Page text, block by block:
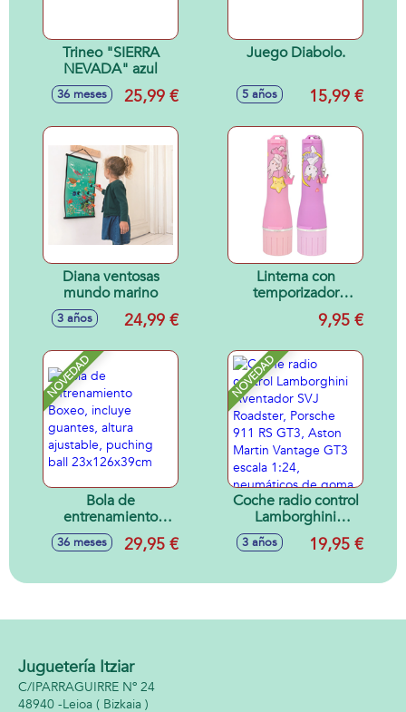
Trineo "SIERRA
NEVADA" azul
36 meses 25,99 €
Juego Diabolo.
5 años 15,99 €
Diana ventosas
mundo marino
3 años 24,99 €
Linterna con
temporizador
Princess Mimi9,95 €
NOVEDAD
Bola de
entrenamiento
Boxeo, incluye
guantes, altura
ball 23x126x39cm
36 meses 29,95 €
NOVEDAD
Coche radio control
Lamborghini
Aventador SVJ
Roadster, Porsche
Martin Vantage
neumáticos de
3 años 19,95 €
Juguetería Itziar
C/IPARRAGUIRRE Nº 24
48940 -Leioa ( Bizkaia )